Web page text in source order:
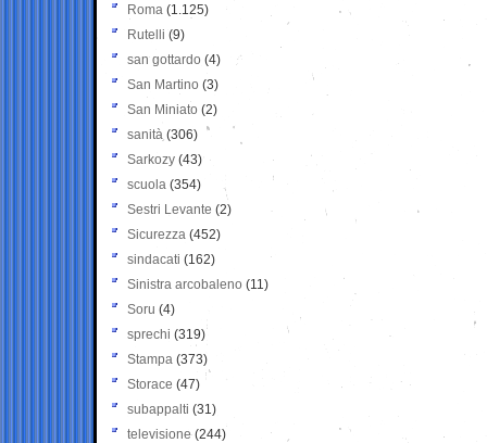
Roma (1.125)
Rutelli (9)
san gottardo (4)
San Martino (3)
San Miniato (2)
sanità (306)
Sarkozy (43)
scuola (354)
Sestri Levante (2)
Sicurezza (452)
sindacati (162)
Sinistra arcobaleno (11)
Soru (4)
sprechi (319)
Stampa (373)
Storace (47)
subappalti (31)
televisione(244)